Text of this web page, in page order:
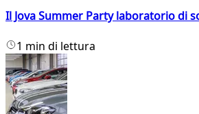
Il Jova Summer Party laboratorio di
1 min di lettura